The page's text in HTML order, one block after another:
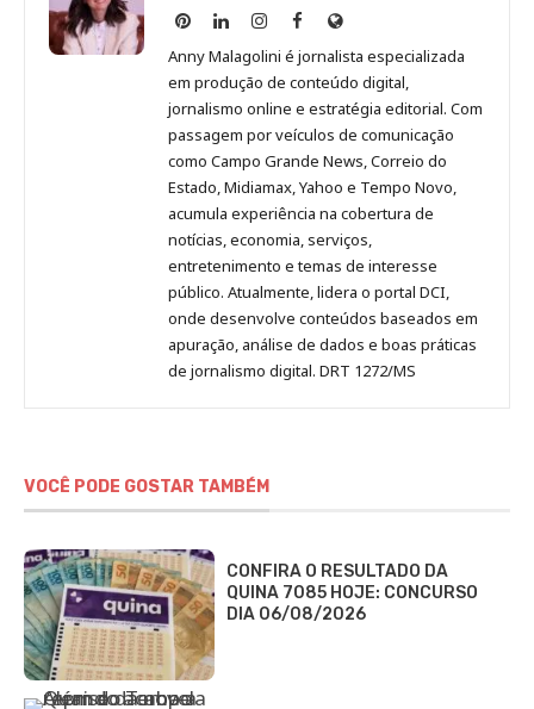
Anny
Malagolini
no
Pinterest
Anny
Malagolini
no
LinkedIn
Anny
Malagolini
no
Instagram
Anny
Malagolini
no
Facebook
Site
de
Anny
Malagolini
Anny Malagolini é jornalista especializada
em produção de conteúdo digital,
jornalismo online e estratégia editorial. Com
passagem por veículos de comunicação
como Campo Grande News, Correio do
Estado, Midiamax, Yahoo e Tempo Novo,
acumula experiência na cobertura de
notícias, economia, serviços,
entretenimento e temas de interesse
público. Atualmente, lidera o portal DCI,
onde desenvolve conteúdos baseados em
apuração, análise de dados e boas práticas
de jornalismo digital. DRT 1272/MS
VOCÊ PODE GOSTAR TAMBÉM
CONFIRA O RESULTADO DA
QUINA 7085 HOJE: CONCURSO
DIA 06/08/2026